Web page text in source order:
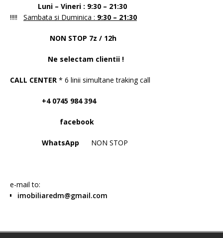
Luni – Vineri : 9:30 – 21:30
!!!!! Sambata si Duminica : 9:30 – 21:30
NON STOP 7z / 12h
Ne selectam clientii !
CALL CENTER * 6 linii simultane traking call
+4 0745 984 394
facebook
WhatsApp NON STOP
e-mail to:
imobiliaredm@gmail.com